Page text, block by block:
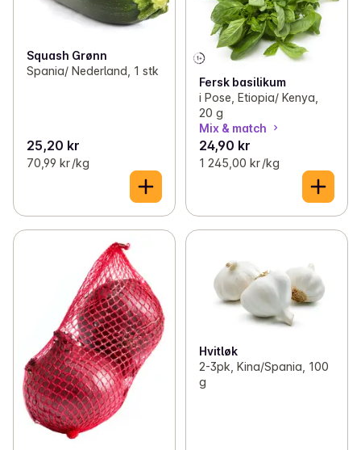
Squash Grønn
Spania/ Nederland, 1 stk
25,20 kr
70,99 kr /kg
Fersk basilikum
i Pose, Etiopia/ Kenya,
20 g
Mix & match
24,90 kr
1 245,00 kr /kg
Hvitløk
2-3pk, Kina/Spania, 100
g